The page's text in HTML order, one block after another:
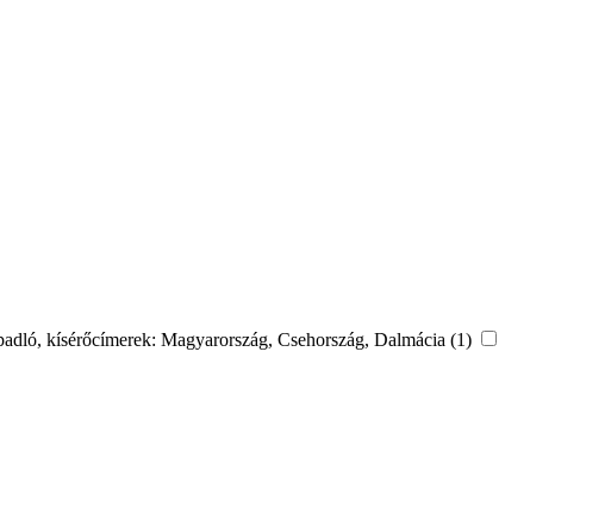
kísérőcímerek: Magyarország, Csehország, Dalmácia (1)